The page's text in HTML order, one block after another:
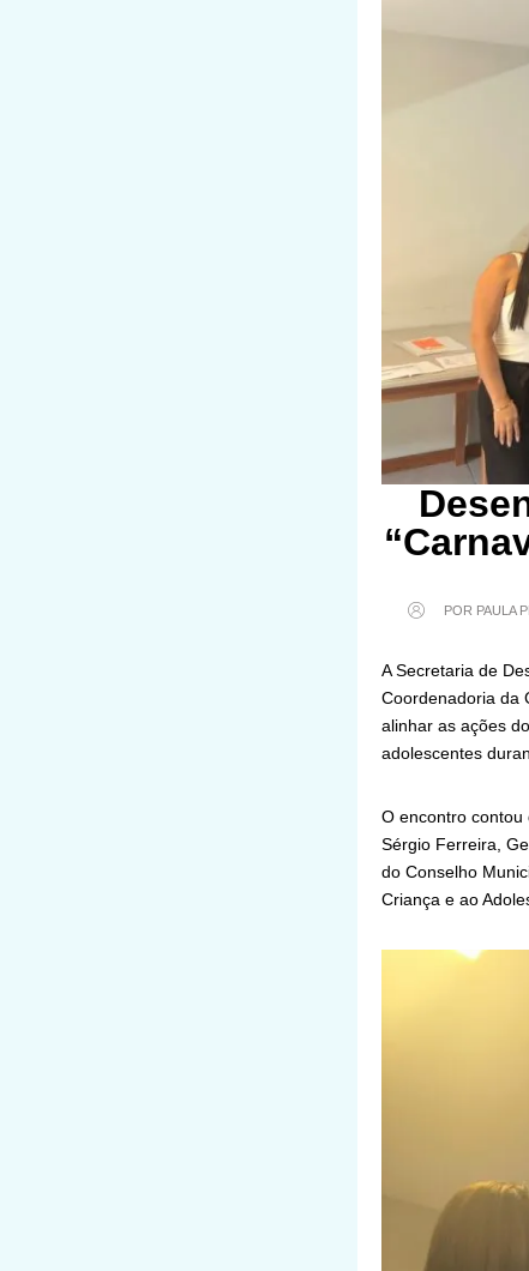
POR PAULA
A Secretaria de
Coordenadoria da
alinhar as ações
adolescentes
O encontro contou
Sérgio Ferreira,
do Conselho
Criança e ao